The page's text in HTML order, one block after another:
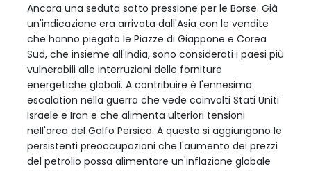
Ancora una seduta sotto pressione per le Borse. Già
un'indicazione era arrivata dall'Asia con le vendite
che hanno piegato le Piazze di Giappone e Corea
Sud, che insieme all'India, sono considerati i paesi più
vulnerabili alle interruzioni delle forniture
energetiche globali. A contribuire è l'ennesima
escalation nella guerra che vede coinvolti Stati Uniti
Israele e Iran e che alimenta ulteriori tensioni
nell'area del Golfo Persico. A questo si aggiungono le
persistenti preoccupazioni che l'aumento dei prezzi
del petrolio possa alimentare un'inflazione globale